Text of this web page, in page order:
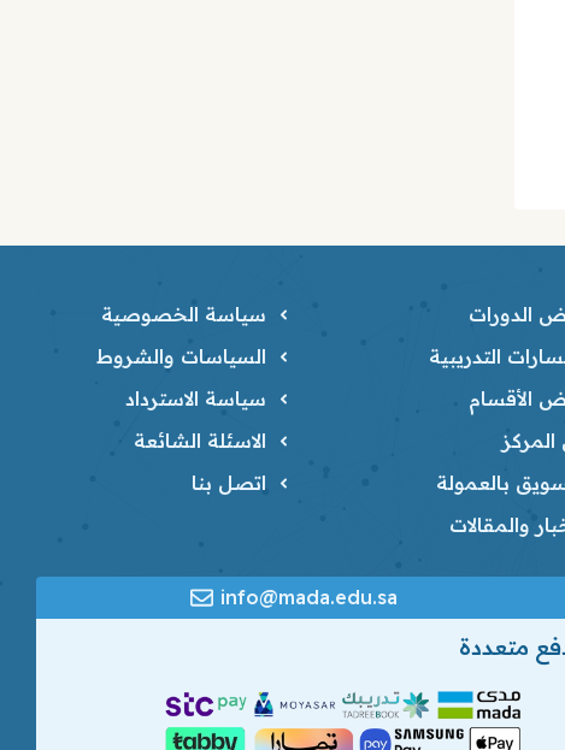
الدورات
التدريبية
الأقسام
بالعمولة
والمقالات
سياسة الخصوصية
السياسات والشروط
سياسة الاسترداد
الاسئلة الشائعة
اتصل بنا
info@mada.edu.sa
متعددة